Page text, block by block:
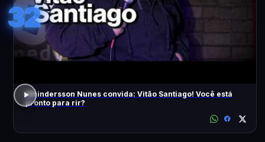
32
Whindersson Nunes convida: Vitão Santiago! Você está
pronto para rir?